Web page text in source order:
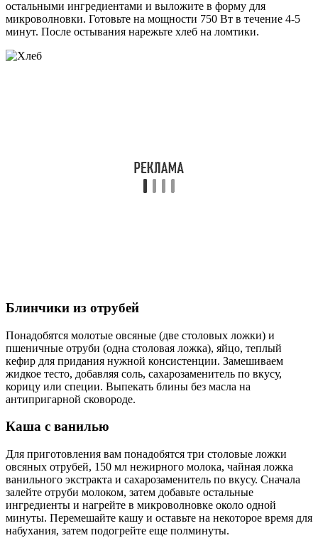
остальными ингредиентами и выложите в форму для
микроволновки. Готовьте на мощности 750 Вт в течение 4-5
минут. После остывания нарежьте хлеб на ломтики.
Блинчики из отрубей
Понадобятся молотые овсяные (две столовых ложки) и
пшеничные отруби (одна столовая ложка), яйцо, теплый
кефир для придания нужной консистенции. Замешиваем
жидкое тесто, добавляя соль, сахарозаменитель по вкусу,
корицу или специи. Выпекать блины без масла на
антипригарной сковороде.
Каша с ванилью
Для приготовления вам понадобятся три столовые ложки
овсяных отрубей, 150 мл нежирного молока, чайная ложка
ванильного экстракта и сахарозаменитель по вкусу. Сначала
залейте отруби молоком, затем добавьте остальные
ингредиенты и нагрейте в микроволновке около одной
минуты. Перемешайте кашу и оставьте на некоторое время для
набухания, затем подогрейте еще полминуты.